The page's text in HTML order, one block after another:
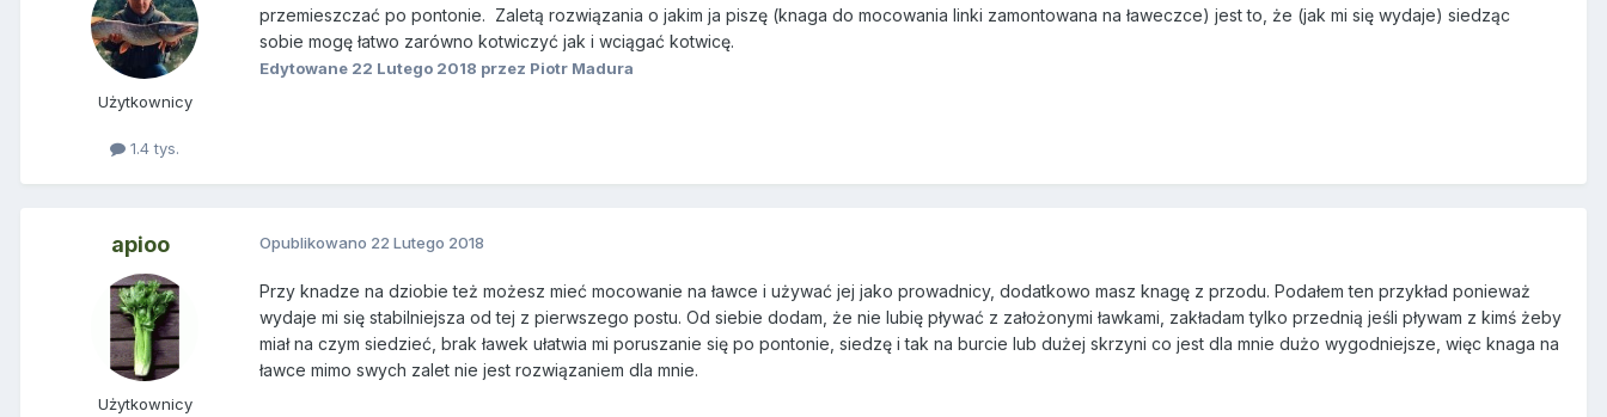
Użytkownicy
1.4 tys.
przemieszczać po pontonie. Zaletą rozwiązania o jakim ja piszę (knaga do mocowania linki zamontowana na ławeczce) jest to, że (jak mi się wydaje) siedząc
sobie mogę łatwo zarówno kotwiczyć jak i wciągać kotwicę.
Edytowane 22 Lutego 2018 przez Piotr Madura
apioo
Użytkownicy
Opublikowano 22 Lutego 2018
Przy knadze na dziobie też możesz mieć mocowanie na ławce i używać jej jako prowadnicy, dodatkowo masz knagę z przodu. Podałem ten przykład ponieważ
wydaje mi się stabilniejsza od tej z pierwszego postu. Od siebie dodam, że nie lubię pływać z założonymi ławkami, zakładam tylko przednią jeśli pływam z kimś żeby
miał na czym siedzieć, brak ławek ułatwia mi poruszanie się po pontonie, siedzę i tak na burcie lub dużej skrzyni co jest dla mnie dużo wygodniejsze, więc knaga na
ławce mimo swych zalet nie jest rozwiązaniem dla mnie.